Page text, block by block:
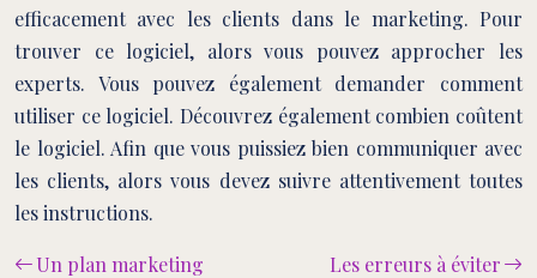
efficacement avec les clients dans le marketing. Pour
trouver ce logiciel, alors vous pouvez approcher les
experts. Vous pouvez également demander comment
utiliser ce logiciel. Découvrez également combien coûtent
le logiciel. Afin que vous puissiez bien communiquer avec
les clients, alors vous devez suivre attentivement toutes
les instructions.
Un plan marketing
Les erreurs à éviter